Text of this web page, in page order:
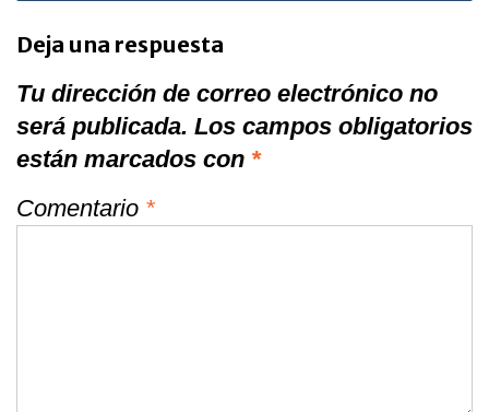
Deja una respuesta
Tu dirección de correo electrónico no
será publicada. Los campos obligatorios
están marcados con *
Comentario *